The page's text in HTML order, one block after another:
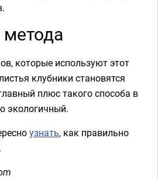
метода
которые используют этот
клубники становятся
плюс такого способа в
экологичный.
узнать, как правильно